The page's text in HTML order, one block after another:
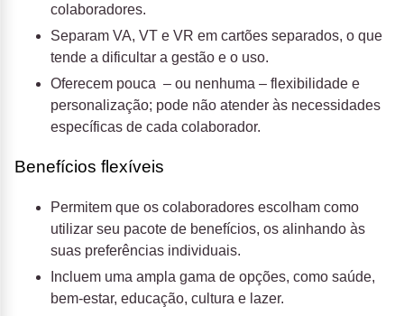
colaboradores.
Separam VA, VT e VR em cartões separados, o que
tende a dificultar a gestão e o uso.
Oferecem pouca – ou nenhuma – flexibilidade e
personalização; pode não atender às necessidades
específicas de cada colaborador.
Benefícios flexíveis
Permitem que os colaboradores escolham como
utilizar seu pacote de benefícios, os alinhando às
suas preferências individuais.
Incluem uma ampla gama de opções, como saúde,
bem-estar, educação, cultura e lazer.